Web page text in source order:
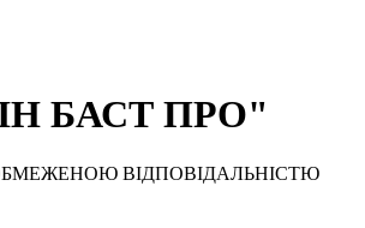
БАСТ ПРО"
ВІДПОВІДАЛЬНІСТЮ